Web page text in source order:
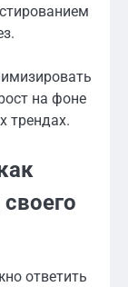
на фоне
трендах.
ответить